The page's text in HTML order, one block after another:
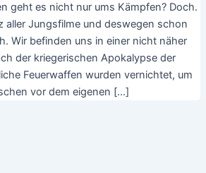
geht es nicht nur ums Kämpfen? Doch.
aller Jungsfilme und deswegen schon
Wir befinden uns in einer nicht näher
der kriegerischen Apokalypse der
Feuerwaffen wurden vernichtet, um
vor dem eigenen […]